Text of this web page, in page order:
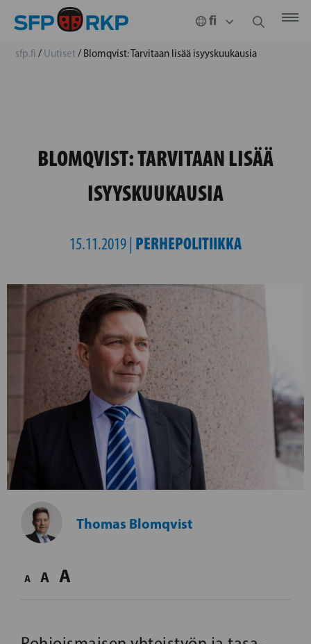
sfp.fi / Uutiset/ Blomqvist: Tarvitaan lisää isyyskuukausia
BLOMQVIST: TARVITAAN LISÄÄ
ISYYSKUUKAUSIA
15.11.2019 | PERHEPOLITIIKKA
Thomas Blomqvist
A A A